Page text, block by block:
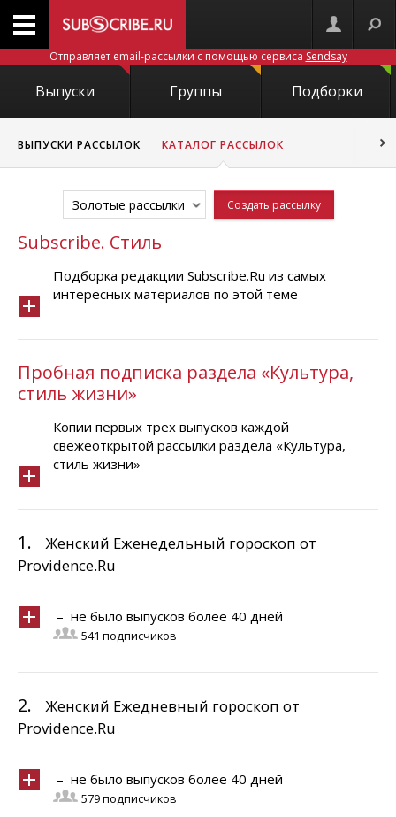
Отправляет email-рассылки с помощью сервиса Sendsay
Выпуски Группы Подборки
ВЫПУСКИ РАССЫЛОК КАТАЛОГ РАССЫЛОК
Золотые рассылки Создать рассылку
Subscribe. Стиль
Подборка редакции Subscribe.Ru из самых
интересных материалов по этой теме
Пробная подписка раздела «Культура,
стиль жизни»
Копии первых трех выпусков каждой
свежеоткрытой рассылки раздела «Культура,
стиль жизни»
1.
Женский Еженедельный гороскоп от
Providence.Ru
– не было выпусков более 40 дней
541 подписчиков
2.
Женский Ежедневный гороскоп от
Providence.Ru
– не было выпусков более 40 дней
579 подписчиков